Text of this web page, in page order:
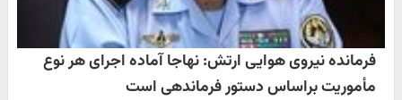
فرمانده نیروی هوایی ارتش: نهاجا آماده اجرای هر نوع
مأموریت براساس دستور فرماندهی است